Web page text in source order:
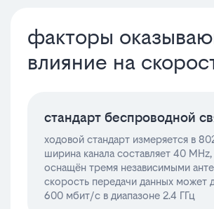
факторы
влияние на
стандарт беспроводной
ходовой стандарт измеряется в
ширина канала составляет 40
оснащён тремя независимыми
скорость передачи данных может
600 мбит/с в диапазоне 2.4 ГГц